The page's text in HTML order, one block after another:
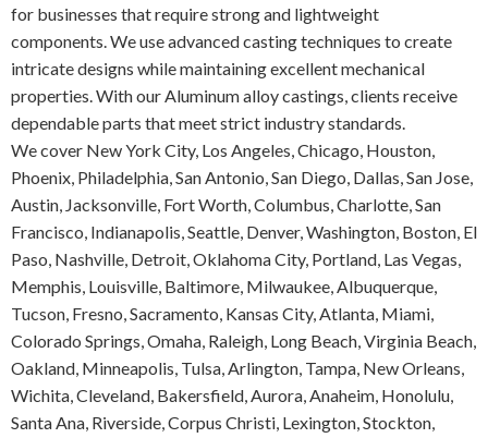
for businesses that require strong and lightweight
components. We use advanced casting techniques to create
intricate designs while maintaining excellent mechanical
properties. With ourAluminum alloy castings, clients receive
dependable parts that meet strict industry standards.
We cover New York City, Los Angeles, Chicago, Houston,
Phoenix, Philadelphia, San Antonio, San Diego, Dallas, San Jose,
Austin, Jacksonville, Fort Worth, Columbus, Charlotte, San
Francisco, Indianapolis, Seattle, Denver, Washington, Boston, El
Paso, Nashville, Detroit, Oklahoma City, Portland, Las Vegas,
Memphis, Louisville, Baltimore, Milwaukee, Albuquerque,
Tucson, Fresno, Sacramento, Kansas City, Atlanta, Miami,
Colorado Springs, Omaha, Raleigh, Long Beach, Virginia Beach,
Oakland, Minneapolis, Tulsa, Arlington, Tampa, New Orleans,
Wichita, Cleveland, Bakersfield, Aurora, Anaheim, Honolulu,
Santa Ana, Riverside, Corpus Christi, Lexington, Stockton,